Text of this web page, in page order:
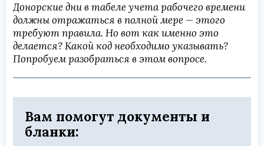
Донорские дни в табеле учета рабочего времени
должны отражаться в полной мере — этого
требуют правила. Но вот как именно это
делается? Какой код необходимо указывать?
Попробуем разобраться в этом вопросе.
Вам помогут документы и
бланки: